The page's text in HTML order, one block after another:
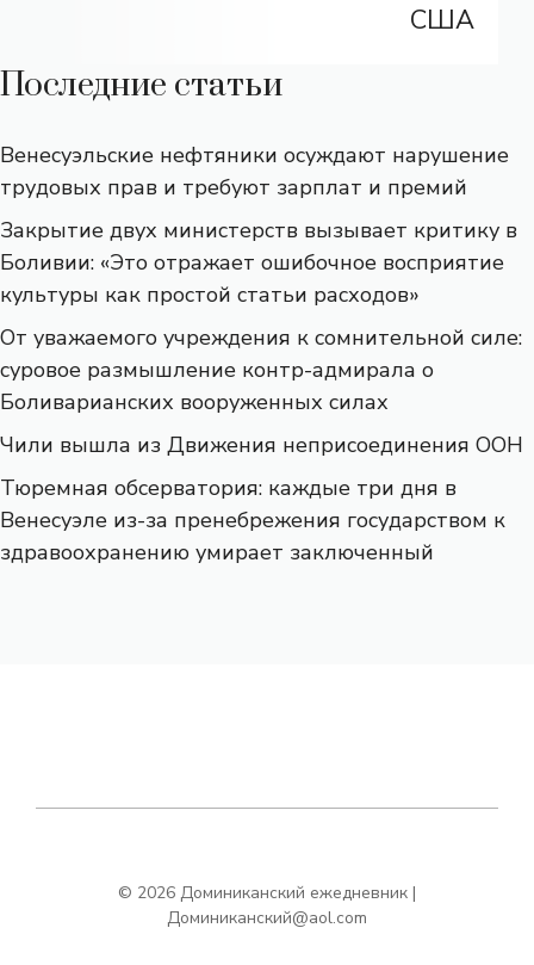
США
Последние статьи
Венесуэльские нефтяники осуждают нарушение
трудовых прав и требуют зарплат и премий
Закрытие двух министерств вызывает критику в
Боливии: «Это отражает ошибочное восприятие
культуры как простой статьи расходов»
От уважаемого учреждения к сомнительной силе:
суровое размышление контр-адмирала о
Боливарианских вооруженных силах
Чили вышла из Движения неприсоединения ООН
Тюремная обсерватория: каждые три дня в
Венесуэле из-за пренебрежения государством к
здравоохранению умирает заключенный
© 2026 Доминиканский ежедневник |
Доминиканский@aol.com